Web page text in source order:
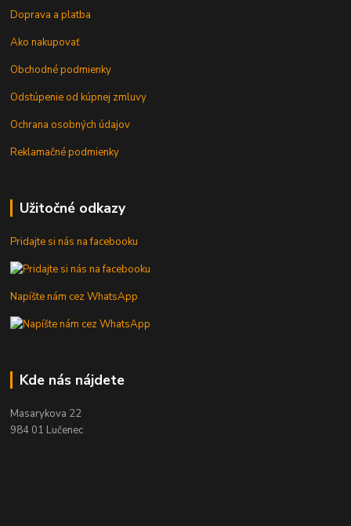
Doprava a platba
Ako nakupovať
Obchodné podmienky
Odstúpenie od kúpnej zmluvy
Ochrana osobných údajov
Reklamačné podmienky
Užitočné odkazy
Pridajte si nás na facebooku
Napíšte nám cez WhatsApp
Kde nás nájdete
Masarykova 22
984 01 Lučenec